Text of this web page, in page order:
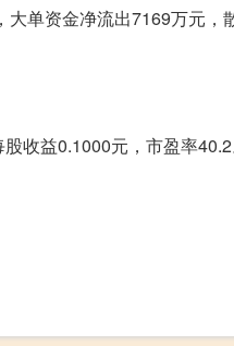
单资金净流出7169万元，
收益0.1000元，市盈率